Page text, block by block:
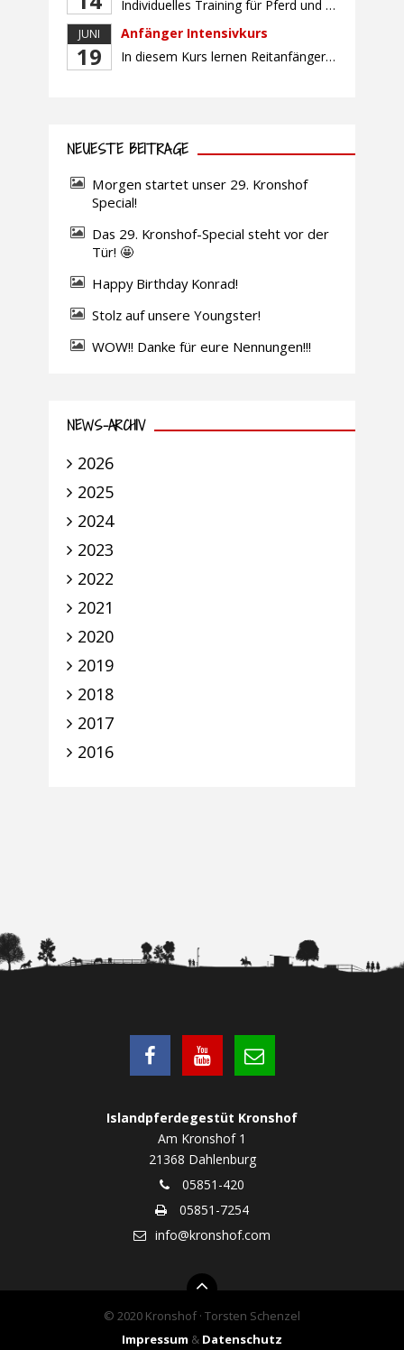
Individuelles Training für Pferd und Reiter, auf die Bedürfnisse und Wünsche des Einzelnen abgestimmt. Der Reitunterricht findet in Zweiergruppen statt. Profitieren Sie von dem großen Erfahrungsschatz unserer Reitlehrerin Johanna Beuk. Sie ist erfolgreich auf nationaler und internationaler Ebene mit unterschiedlichsten Pferden im Sport unterwegs und verfügt über langjährige Erfahrung bei der Ausbildung von Pferd und […]
JUNI
19
Anfänger Intensivkurs
In diesem Kurs lernen Reitanfänger:innen sowie unsichere Reiter:innen den sicheren und respektvollen Umgang mit dem Pferd. Ohne Stress und Angst werden Ihnen mit unserer bewährten Methode Schritt für Schritt Grundlagen wie Putzen, Satteln, Aufsteigen und erste Reitübungen im Schritt und ggf. Trab vermittelt. Sie werden bei allen Tätigkeiten rund ums Pferd von unseren erfahrenen Reitlehrern […]
NEUESTE BEITRÄGE
Morgen startet unser 29. Kronshof
Special!
Das 29. Kronshof-Special steht vor der
Tür! 🤩
Happy Birthday Konrad!
Stolz auf unsere Youngster!
WOW!! Danke für eure Nennungen!!!
NEWS-ARCHIV
2026
2025
2024
2023
2022
2021
2020
2019
2018
2017
2016
Islandpferdegestüt Kronshof
Am Kronshof 1
21368 Dahlenburg
05851-420
05851-7254
info@kronshof.com
© 2020 Kronshof · Torsten Schenzel
Impressum & Datenschutz